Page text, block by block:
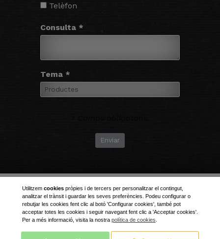
Telèfon
Consulta *
Tema *
Enviar
Utilitzem cookiespròpies i de tercers per personalitzar el contingut,
analitzar el trànsit i guardar les seves preferències. Podeu configurar o
rebutjar les cookies fent clic al botó 'Configurar cookies', també pot
acceptar totes les cookies i seguir navegant fent clic a 'Acceptar cookies'.
Per a més informació, visita la nostra política de cookies